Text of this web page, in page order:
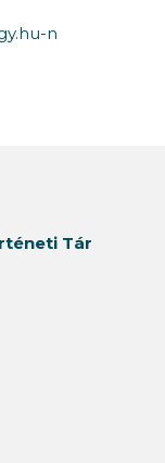
n
Tár